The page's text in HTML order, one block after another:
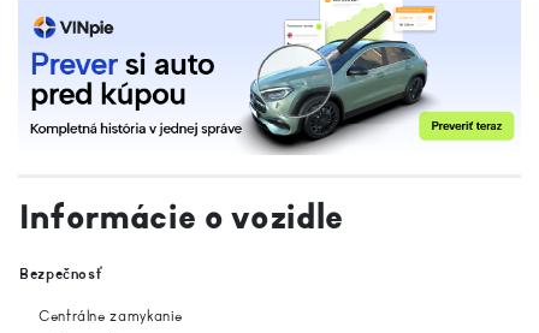
Informácie o vozidle
Bezpečnosť
Centrálne zamykanie